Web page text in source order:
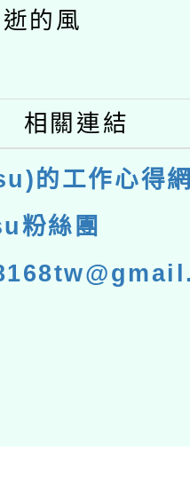
的風
相關連結
的工作心得
粉絲團